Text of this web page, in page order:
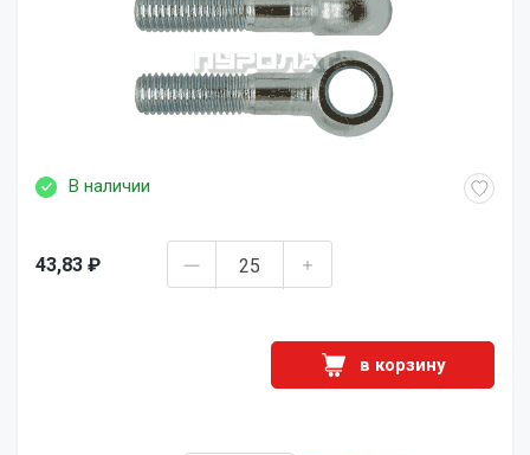
В наличии
43,83 ₽
в корзину